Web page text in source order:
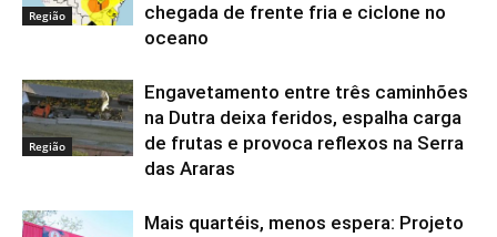
Região
chegada de frente fria e ciclone no
oceano
Região
Engavetamento entre três caminhões
na Dutra deixa feridos, espalha carga
de frutas e provoca reflexos na Serra
das Araras
Mais quartéis, menos espera: Projeto